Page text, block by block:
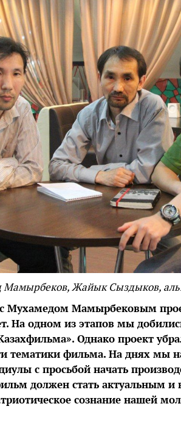
Жайык Сыздыков,
Мухамедом Мамырбековым
На одном из этапов мы
Однако проект
тематики фильма. На днях мы
с просьбой начать
должен стать актуальным и
сознание нашей